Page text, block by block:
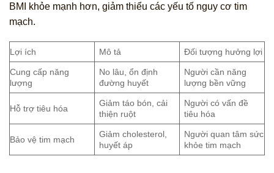
BMI khỏe mạnh hơn, giảm thiểu các yếu tố nguy cơ tim
mạch.
Lợi ích Mô tả Đối tượng hưởng lợi
Cung cấp năng
lượng
No lâu, ổn định
đường huyết
Người cần năng
lượng bền vững
Hỗ trợ tiêu hóa
Giảm táo bón, cải
thiện ruột
Người có vấn đề
tiêu hóa
Bảo vệ tim mạch
Giảm cholesterol,
huyết áp
Người quan tâm sức
khỏe tim mạch